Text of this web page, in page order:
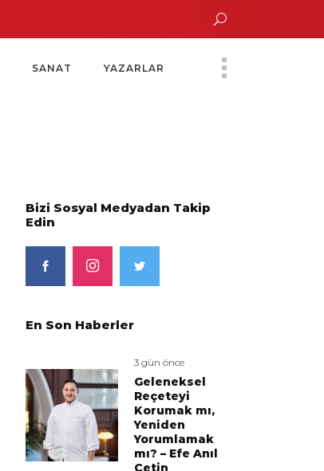
Yoko Ono Sergisi Özel Bir Davetle Açıldı
SANAT YAZARLAR
Bizi Sosyal Medyadan Takip
Edin
En Son Haberler
3 gün önce
Geleneksel
Reçeteyi
Korumak mı,
Yeniden
Yorumlamak
mı? – Efe Anıl
Çetin